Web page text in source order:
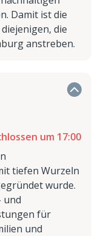
Damit ist die
die
anstreben.
um 17:00
tiefen Wurzeln
wurde.
und
für
und